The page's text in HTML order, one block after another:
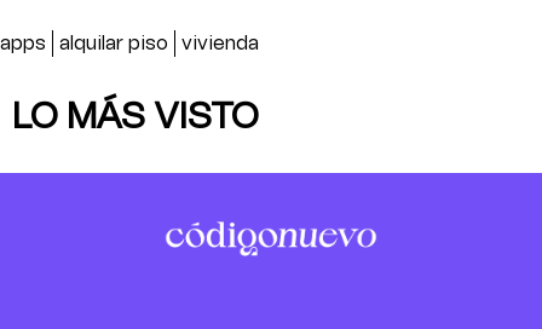
apps alquilar piso vivienda
LO MÁS VISTO